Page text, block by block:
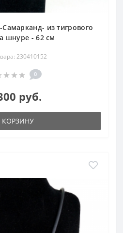
из тигрового
шнуре - 62 см
230410152
0
руб.
КОРЗИНУ